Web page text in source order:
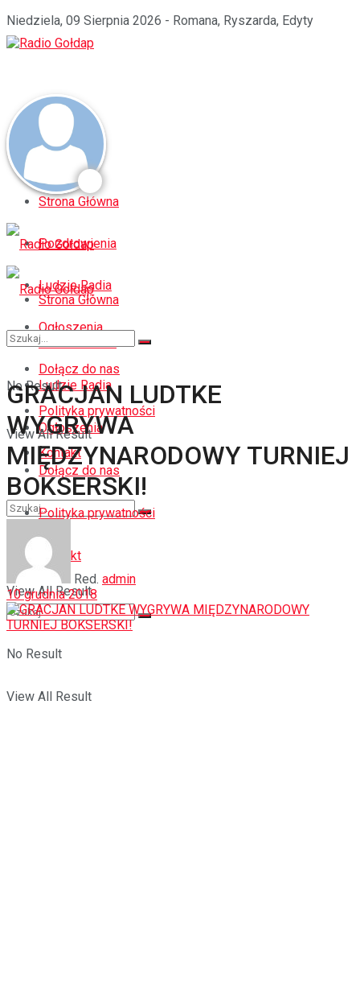
Niedziela, 09 Sierpnia 2026 - Romana, Ryszarda, Edyty
Strona Główna
Pozdrowienia
Ludzie Radia
Ogłoszenia
Dołącz do nas
Polityka prywatności
Kontakt
No Result
View All Result
Strona Główna
Pozdrowienia
Ludzie Radia
Ogłoszenia
Dołącz do nas
Polityka prywatności
Kontakt
No Result
View All Result
No Result
View All Result
GRACJAN LUDTKE
WYGRYWA
MIĘDZYNARODOWY TURNIEJ
BOKSERSKI!
Red. admin
10 grudnia 2018